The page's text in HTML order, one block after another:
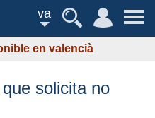
va
en valencià
solicita no